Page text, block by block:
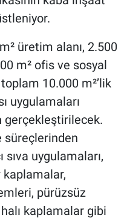
üretim alanı, 2.500
m² ofis ve sosyal
10.000 m²’lik
uygulamaları
gerçekleştirilecek.
süreçlerinden
sıva uygulamaları,
pürüzsüz
kaplamalar gibi